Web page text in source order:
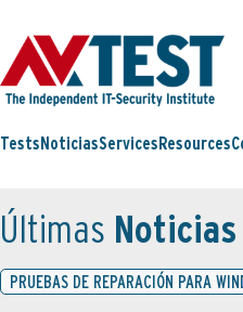
Tests NoticiasServices Resources
Últimas Noticias
PRUEBAS DE REPARACIÓN PARA